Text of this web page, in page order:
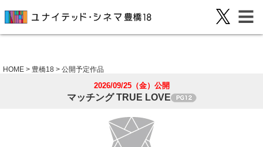
HOME > 豊橋18 > 公開予定作品
2026/09/25（金）公開
マッチング TRUE LOVE